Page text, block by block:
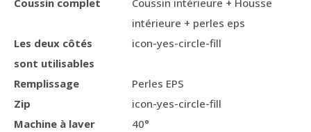
Coussin complet
Coussin intérieure + Housse
intérieure + perles eps
Les deux côtés
sont utilisables
icon-yes-circle-fill
Remplissage
Perles EPS
Zip
icon-yes-circle-fill
Machine à laver
40°